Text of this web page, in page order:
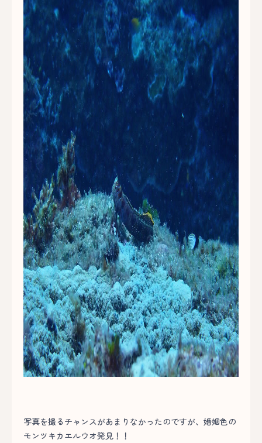
写真を撮るチャンスがあまりなかったのですが、婚姻色の
モンツキカエルウオ発見！！